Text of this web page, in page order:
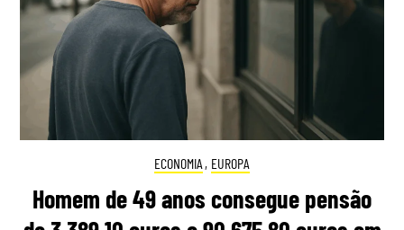
ECONOMIA , EUROPA
Homem de 49 anos consegue pensão